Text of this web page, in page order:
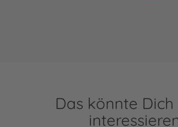
Das könnte Dich